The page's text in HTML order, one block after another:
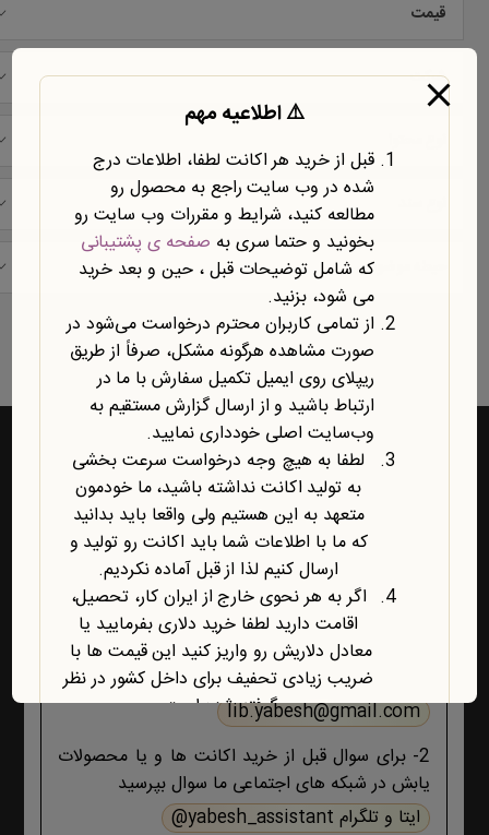
قیمت
شرکت
حیطه موضوعی
نمایش یک نتیجه
راه‌های ارتباط با یابش
1- برای پشتیبانی اکانت ها و فروشگاه ، حتما و حتما
ابتدا تمام اطلاعات محصول، صفحه پشتیبانی و پیام
های ایمیلی ،تکمیل سفارش و ثبت سفارش را مطالعه
کنید اگر هیچ جوابی برای مشکل شما نبود آنگاه ایمیل
lib.yabesh@gmail.com
2- برای سوال قبل از خرید اکانت ها و یا محصولات
یابش در شبکه های اجتماعی ما سوال بپرسید
ایتا و تلگرام yabesh_assistant@
⚠️ اطلاعیه مهم
قبل از خرید هر اکانت لطفا، اطلاعات درج
شده در وب سایت راجع به محصول رو
مطالعه کنید، شرایط و مقررات وب سایت رو
بخونید و حتما سری به صفحه ی پشتیبانی
که شامل توضیحات قبل ، حین و بعد خرید
می شود، بزنید.
از تمامی کاربران محترم درخواست می‌شود در
صورت مشاهده هرگونه مشکل، صرفاً از طریق
ریپلای روی ایمیل تکمیل سفارش با ما در
ارتباط باشید و از ارسال گزارش مستقیم به
وب‌سایت اصلی خودداری نمایید.
لطفا به هیچ وجه درخواست سرعت بخشی
به تولید اکانت نداشته باشید، ما خودمون
متعهد به این هستیم ولی واقعا باید بدانید
که ما با اطلاعات شما باید اکانت رو تولید و
ارسال کنیم لذا از قبل آماده نکردیم.
اگر به هر نحوی خارج از ایران کار، تحصیل،
اقامت دارید لطفا خرید دلاری بفرمایید یا
معادل دلاریش رو واریز کنید این قیمت ها با
ضریب زیادی تحفیف برای داخل کشور در نظر
گرفته شده است.
آخرین محصول اضافه شده به فروشگاه
امبیس AI است.
روش ارتباط با ما در پایین صفحات یابش
درچ شده است، مطابق موضوع با ما تماس